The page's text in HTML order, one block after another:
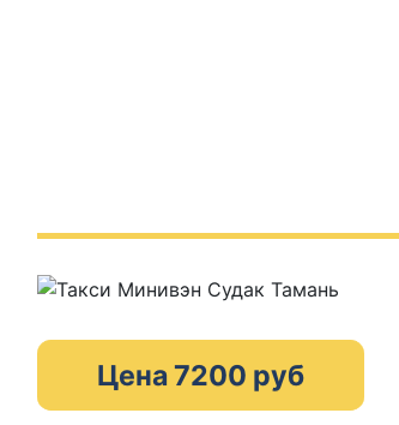
Цена 7200 руб